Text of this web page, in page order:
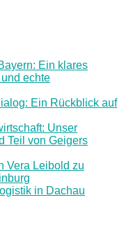
Ein klares
echte
Ein Rückblick auf
Unser
Teil von Geigers
Vera Leibold zu
in Dachau